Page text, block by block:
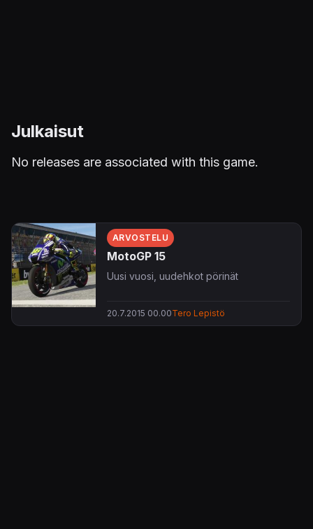
Julkaisut
No releases are associated with this game.
ARVOSTELU
MotoGP 15
Uusi vuosi, uudehkot pörinät
20.7.2015 00.00Tero Lepistö